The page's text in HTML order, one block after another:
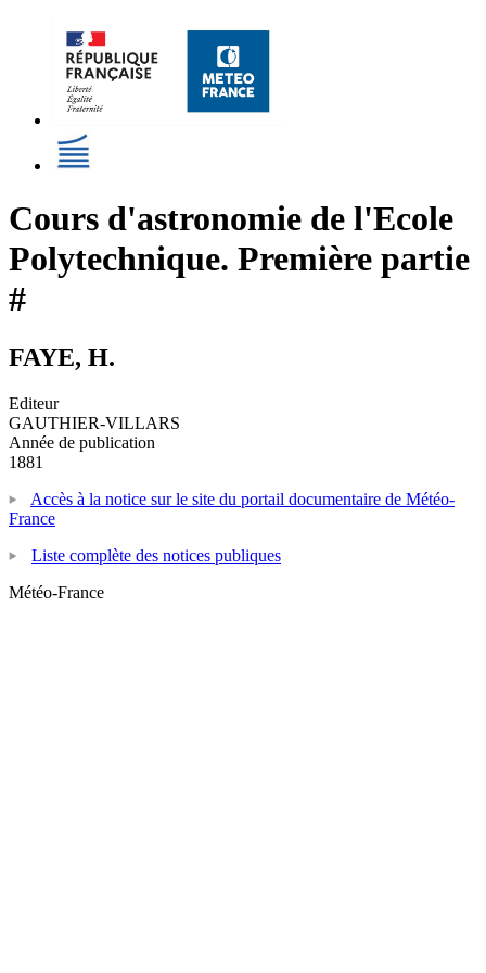
Cours d'astronomie de l'Ecole
Polytechnique. Première partie
#
FAYE, H.
Editeur
GAUTHIER-VILLARS
Année de publication
1881
Accès à la notice sur le site du portail documentaire de Météo-
France
Liste complète des notices publiques
Météo-France